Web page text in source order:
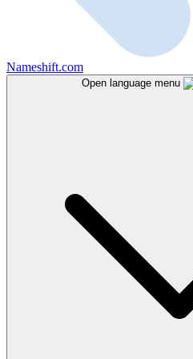
Nameshift.com
Open language menu